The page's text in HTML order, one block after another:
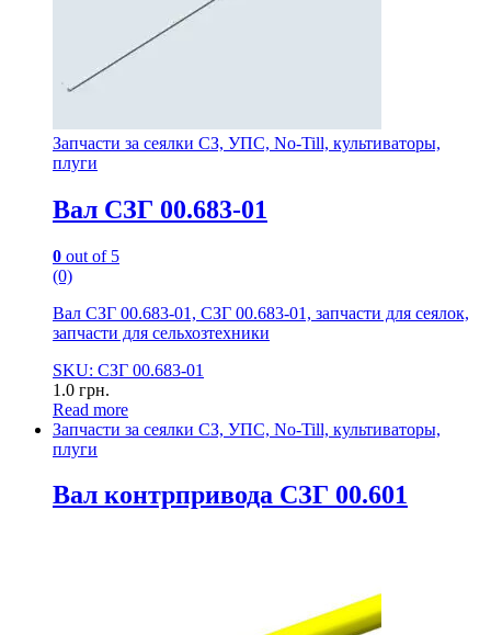
Запчасти за сеялки СЗ, УПС, No-Till, культиваторы,
плуги
Вал СЗГ 00.683-01
0 out of 5
(0)
Вал СЗГ 00.683-01, СЗГ 00.683-01, запчасти для сеялок,
запчасти для сельхозтехники
SKU: СЗГ 00.683-01
1.0 грн.
Read more
Запчасти за сеялки СЗ, УПС, No-Till, культиваторы,
плуги
Вал контрпривода СЗГ 00.601